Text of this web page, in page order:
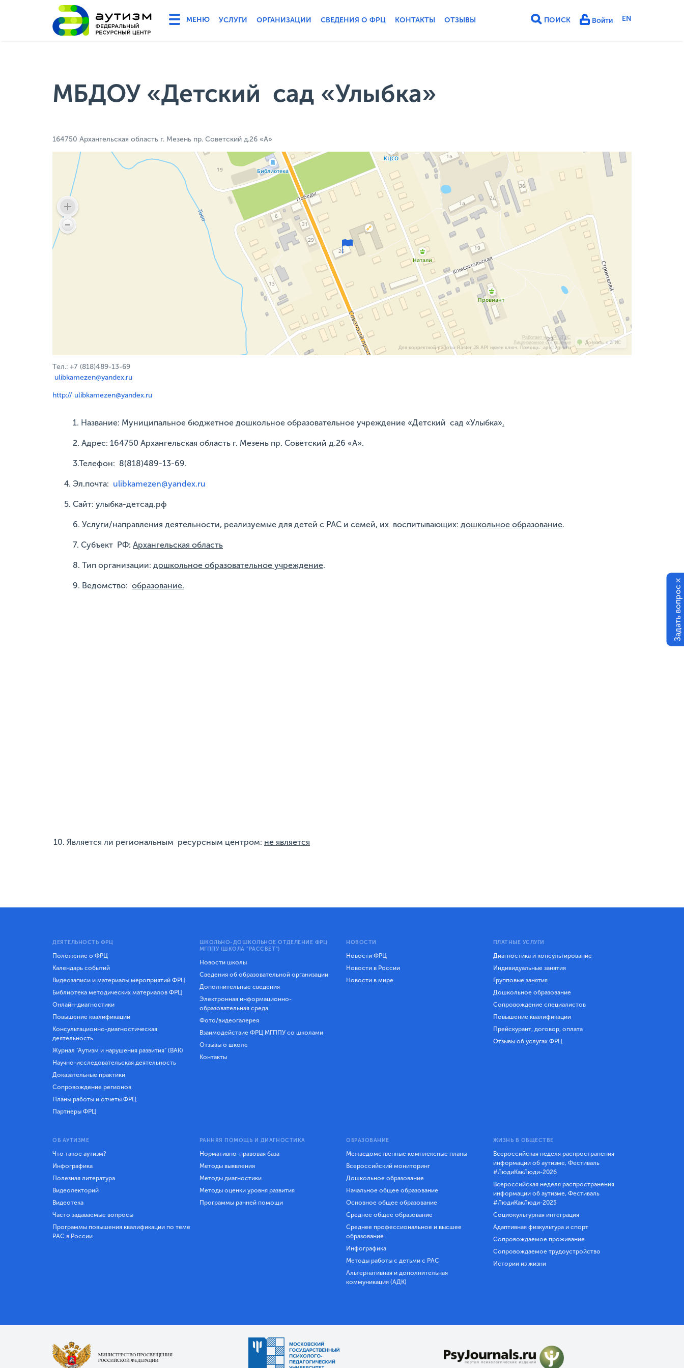
УСЛУГИ ОРГАНИЗАЦИИ СВЕДЕНИЯ О ФРЦ КОНТАКТЫ ОТЗЫВЫ ПОИСК Войти EN
МБДОУ «Детский сад «Улыбка»
164750 Архангельская область г. Мезень пр. Советский д.26 «А»
Работает на API 2ГИС
Лицензионное соглашение
Для корректной работы Raster JS API нужен ключ. Помощь: api@2gis.ru
Доехать с 2ГИС
Тел.: +7 (818)489-13-69
ulibkamezen@yandex.ru
http:// ulibkamezen@yandex.ru
1. Название: Муниципальное бюджетное дошкольное образовательное учреждение «Детский сад «Улыбка».
2. Адрес: 164750 Архангельская область г. Мезень пр. Советский д.26 «А».
3.Телефон: 8(818)489-13-69.
Эл.почта: ulibkamezen@yandex.ru
Сайт: улыбка-детсад.рф
6. Услуги/направления деятельности, реализуемые для детей с РАС и семей, их воспитывающих: дошкольное образование.
7. Субъект РФ: Архангельская область
8. Тип организации: дошкольное образовательное учреждение.
9. Ведомство: образование.
10. Является ли региональным ресурсным центром: не является
ДЕЯТЕЛЬНОСТЬ ФРЦ
Положение о ФРЦ
Календарь событий
Видеозаписи и материалы мероприятий ФРЦ
Библиотека методических материалов ФРЦ
Онлайн-диагностики
Повышение квалификации
Консультационно-диагностическая
деятельность
Журнал "Аутизм и нарушения развития" (ВАК)
Научно-исследовательская деятельность
Доказательные практики
Сопровождение регионов
Планы работы и отчеты ФРЦ
Партнеры ФРЦ
ШКОЛЬНО-ДОШКОЛЬНОЕ ОТДЕЛЕНИЕ ФРЦ
МГППУ (ШКОЛА "РАССВЕТ")
Новости школы
Сведения об образовательной организации
Дополнительные сведения
Электронная информационно-
образовательная среда
Фото/видеогалерея
Взаимодействие ФРЦ МГППУ со школами
Отзывы о школе
Контакты
НОВОСТИ
Новости ФРЦ
Новости в России
Новости в мире
ПЛАТНЫЕ УСЛУГИ
Диагностика и консультирование
Индивидуальные занятия
Групповые занятия
Дошкольное образование
Сопровождение специалистов
Повышение квалификации
Прейскурант, договор, оплата
Отзывы об услугах ФРЦ
ОБ АУТИЗМЕ
Что такое аутизм?
Инфографика
Полезная литература
Видеолекторий
Видеотека
Часто задаваемые вопросы
Программы повышения квалификации по теме
РАС в России
РАННЯЯ ПОМОЩЬ И ДИАГНОСТИКА
Нормативно-правовая база
Методы выявления
Методы диагностики
Методы оценки уровня развития
Программы ранней помощи
ОБРАЗОВАНИЕ
Межведомственные комплексные планы
Всероссийский мониторинг
Дошкольное образование
Начальное общее образование
Основное общее образование
Среднее общее образование
Среднее профессиональное и высшее
образование
Инфографика
Методы работы с детьми с РАС
Альтернативная и дополнительная
коммуникация (АДК)
ЖИЗНЬ В ОБЩЕСТВЕ
Всероссийская неделя распространения
информации об аутизме, Фестиваль
#ЛюдиКакЛюди-2026
Всероссийская неделя распространения
информации об аутизме, Фестиваль
#ЛюдиКакЛюди-2025
Социокультурная интеграция
Адаптивная физкультура и спорт
Сопровождаемое проживание
Сопровождаемое трудоустройство
Истории из жизни
Задать вопрос
×